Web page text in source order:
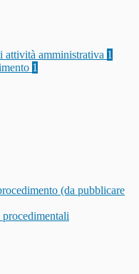
attività amministrativa 1
1
(da pubblicare